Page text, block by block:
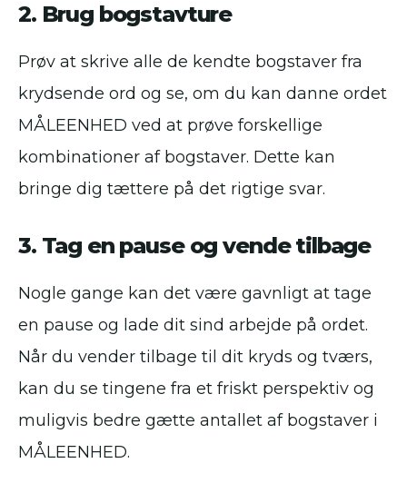
2. Brug bogstavture
Prøv at skrive alle de kendte bogstaver fra
krydsende ord og se, om du kan danne ordet
MÅLEENHED ved at prøve forskellige
kombinationer af bogstaver. Dette kan
bringe dig tættere på det rigtige svar.
3. Tag en pause og vende tilbage
Nogle gange kan det være gavnligt at tage
en pause og lade dit sind arbejde på ordet.
Når du vender tilbage til dit kryds og tværs,
kan du se tingene fra et friskt perspektiv og
muligvis bedre gætte antallet af bogstaver i
MÅLEENHED.